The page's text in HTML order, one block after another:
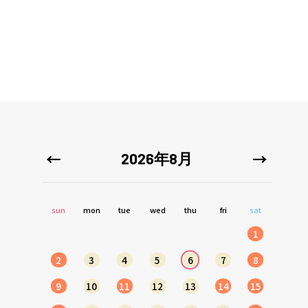
2026年8月
sun mon tue wed thu fri sat
1
2
3 4 5 6 7
8
9
10 11 12 13 14
15